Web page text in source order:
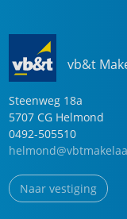
vb&t
Steenweg 18a
5707 CG Helmond
0492-505510
Naar vestiging